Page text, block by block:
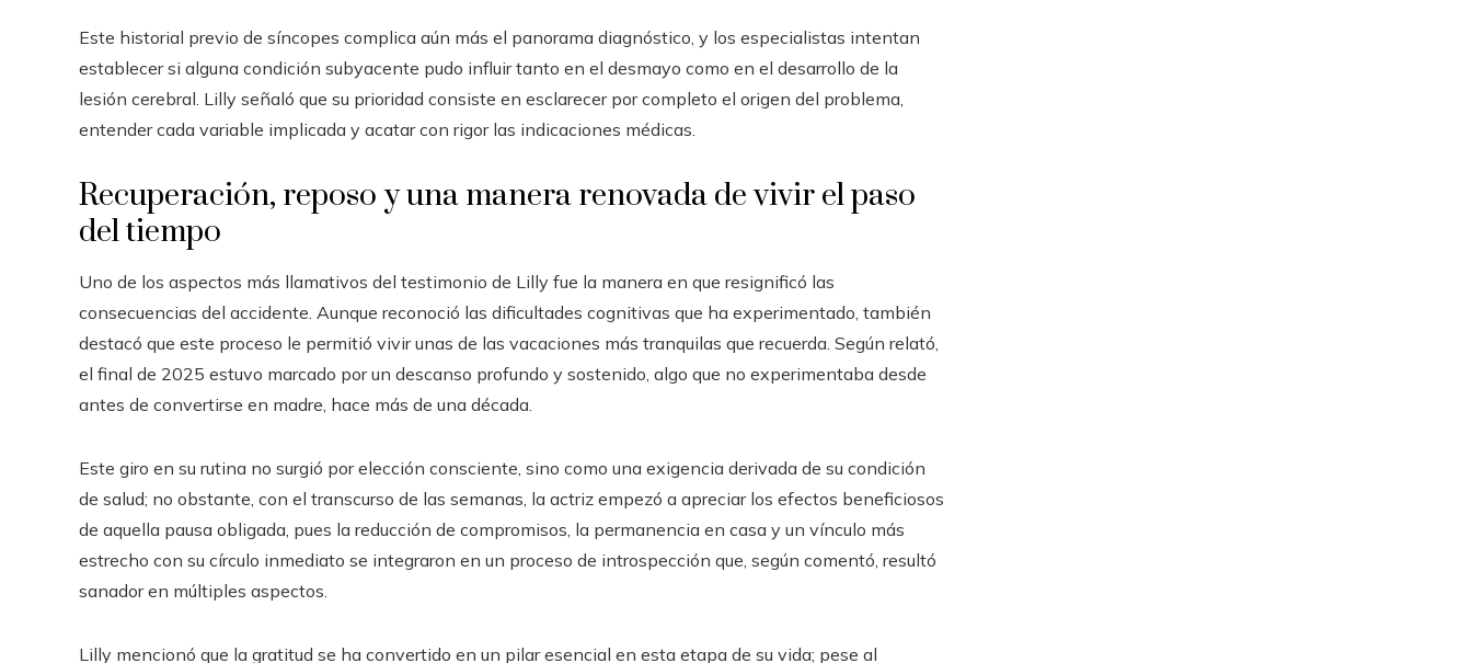
Este historial previo de síncopes complica aún más el panorama diagnóstico, y los especialistas intentan
establecer si alguna condición subyacente pudo influir tanto en el desmayo como en el desarrollo de la
lesión cerebral. Lilly señaló que su prioridad consiste en esclarecer por completo el origen del problema,
entender cada variable implicada y acatar con rigor las indicaciones médicas.
Recuperación, reposo y una manera renovada de vivir el paso
del tiempo
Uno de los aspectos más llamativos del testimonio de Lilly fue la manera en que resignificó las
consecuencias del accidente. Aunque reconoció las dificultades cognitivas que ha experimentado, también
destacó que este proceso le permitió vivir unas de las vacaciones más tranquilas que recuerda. Según relató,
el final de 2025 estuvo marcado por un descanso profundo y sostenido, algo que no experimentaba desde
antes de convertirse en madre, hace más de una década.
Este giro en su rutina no surgió por elección consciente, sino como una exigencia derivada de su condición
de salud; no obstante, con el transcurso de las semanas, la actriz empezó a apreciar los efectos beneficiosos
de aquella pausa obligada, pues la reducción de compromisos, la permanencia en casa y un vínculo más
estrecho con su círculo inmediato se integraron en un proceso de introspección que, según comentó, resultó
sanador en múltiples aspectos.
Lilly mencionó que la gratitud se ha convertido en un pilar esencial en esta etapa de su vida; pese al